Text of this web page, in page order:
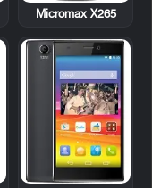
Micromax X265